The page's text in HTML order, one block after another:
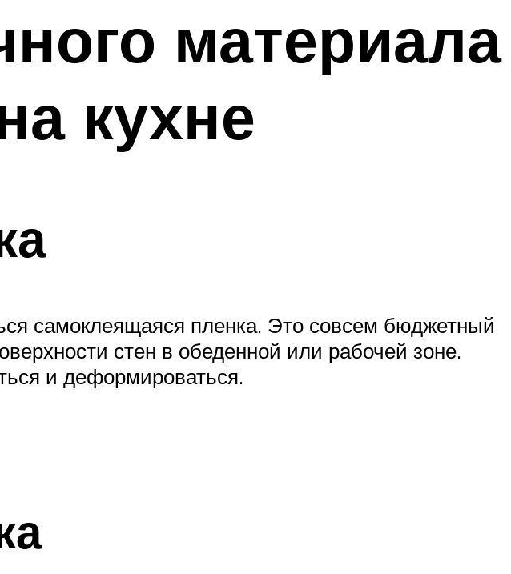
материала
кухне
самоклеящаяся пленка. Это совсем бюджетный
стен в обеденной или рабочей зоне.
и деформироваться.